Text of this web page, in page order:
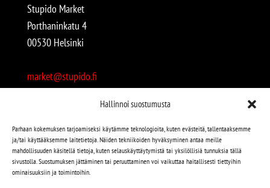
Hallinnoi suostumusta
Parhaan kokemuksen tarjoamiseksi käytämme teknologioita, kuten evästeitä, tallentaaksemme
ja/tai käyttääksemme laitetietoja. Näiden tekniikoiden hyväksyminen antaa meille
mahdollisuuden käsitellä tietoja, kuten selauskäyttäytymistä tai yksilöllisiä tunnuksia tällä
sivustolla. Suostumuksen jättäminen tai peruuttaminen voi vaikuttaa haitallisesti tiettyihin
ominaisuuksiin ja toimintoihin.
Stupido Market
Porthaninkatu 4
00530 Helsinki
market@stupido.fi
Avoinna:
arkisin 12-18
lauantaisin 12-17